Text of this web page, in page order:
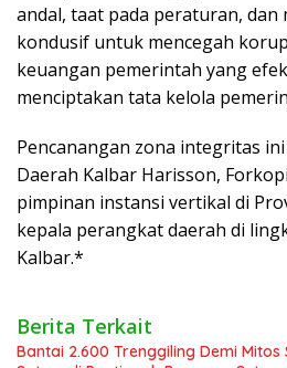
andal, taat pada peraturan, dan
kondusif untuk mencegah
keuangan pemerintah yang
menciptakan tata kelola
Pencanangan zona integritas
Daerah Kalbar Harisson,
pimpinan instansi vertikal di
kepala perangkat daerah di
Kalbar.*
Berita Terkait
Bantai 2.600 Trenggiling Demi Mitos